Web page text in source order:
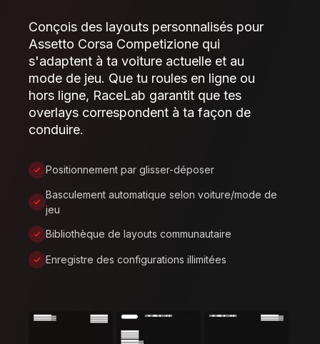
Conçois des layouts personnalisés pour
Assetto Corsa Competizione qui
s'adaptent à ta voiture actuelle et au
mode de jeu. Que tu roules en ligne ou
hors ligne, RaceLab garantit que tes
overlays correspondent à ta façon de
conduire.
Positionnement par glisser-déposer
Basculement automatique selon voiture/mode de
jeu
Bibliothèque de layouts communautaire
Enregistre des configurations illimitées